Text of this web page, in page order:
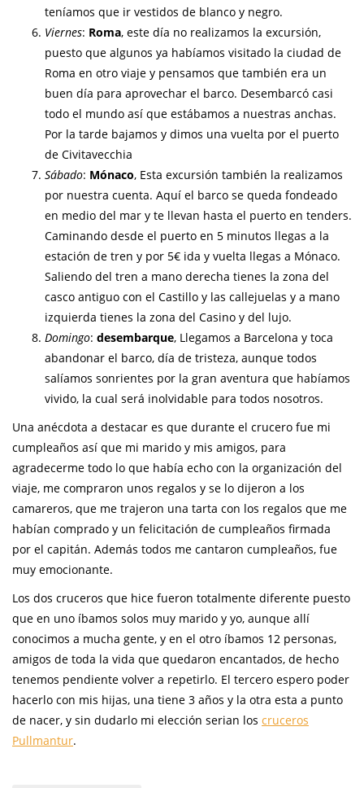
teníamos que ir vestidos de blanco y negro.
Viernes: Roma, este día no realizamos la excursión,
puesto que algunos ya habíamos visitado la ciudad de
Roma en otro viaje y pensamos que también era un
buen día para aprovechar el barco. Desembarcó casi
todo el mundo así que estábamos a nuestras anchas.
Por la tarde bajamos y dimos una vuelta por el puerto
de Civitavecchia
Sábado: Mónaco, Esta excursión también la realizamos
por nuestra cuenta. Aquí el barco se queda fondeado
en medio del mar y te llevan hasta el puerto en tenders.
Caminando desde el puerto en 5 minutos llegas a la
estación de tren y por 5€ ida y vuelta llegas a Mónaco.
Saliendo del tren a mano derecha tienes la zona del
casco antiguo con el Castillo y las callejuelas y a mano
izquierda tienes la zona del Casino y del lujo.
Domingo: desembarque, Llegamos a Barcelona y toca
abandonar el barco, día de tristeza, aunque todos
salíamos sonrientes por la gran aventura que habíamos
vivido, la cual será inolvidable para todos nosotros.
Una anécdota a destacar es que durante el crucero fue mi
cumpleaños así que mi marido y mis amigos, para
agradecerme todo lo que había echo con la organización del
viaje, me compraron unos regalos y se lo dijeron a los
camareros, que me trajeron una tarta con los regalos que me
habían comprado y un felicitación de cumpleaños firmada
por el capitán. Además todos me cantaron cumpleaños, fue
muy emocionante.
Los dos cruceros que hice fueron totalmente diferente puesto
que en uno íbamos solos muy marido y yo, aunque allí
conocimos a mucha gente, y en el otro íbamos 12 personas,
amigos de toda la vida que quedaron encantados, de hecho
tenemos pendiente volver a repetirlo. El tercero espero poder
hacerlo con mis hijas, una tiene 3 años y la otra esta a punto
de nacer, y sin dudarlo mi elección serian los cruceros
Pullmantur.